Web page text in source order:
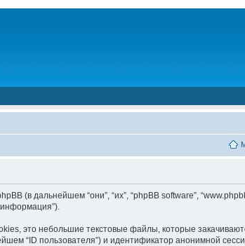
(в дальнейшем “они”, “их”, “phpBB software”,
это небольшие текстовые файлы, которые
“ID пользователя”) и идентификатор анонимной